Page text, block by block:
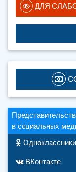
ДЛЯ
в социальных
Одноклассники
ВКонтакте